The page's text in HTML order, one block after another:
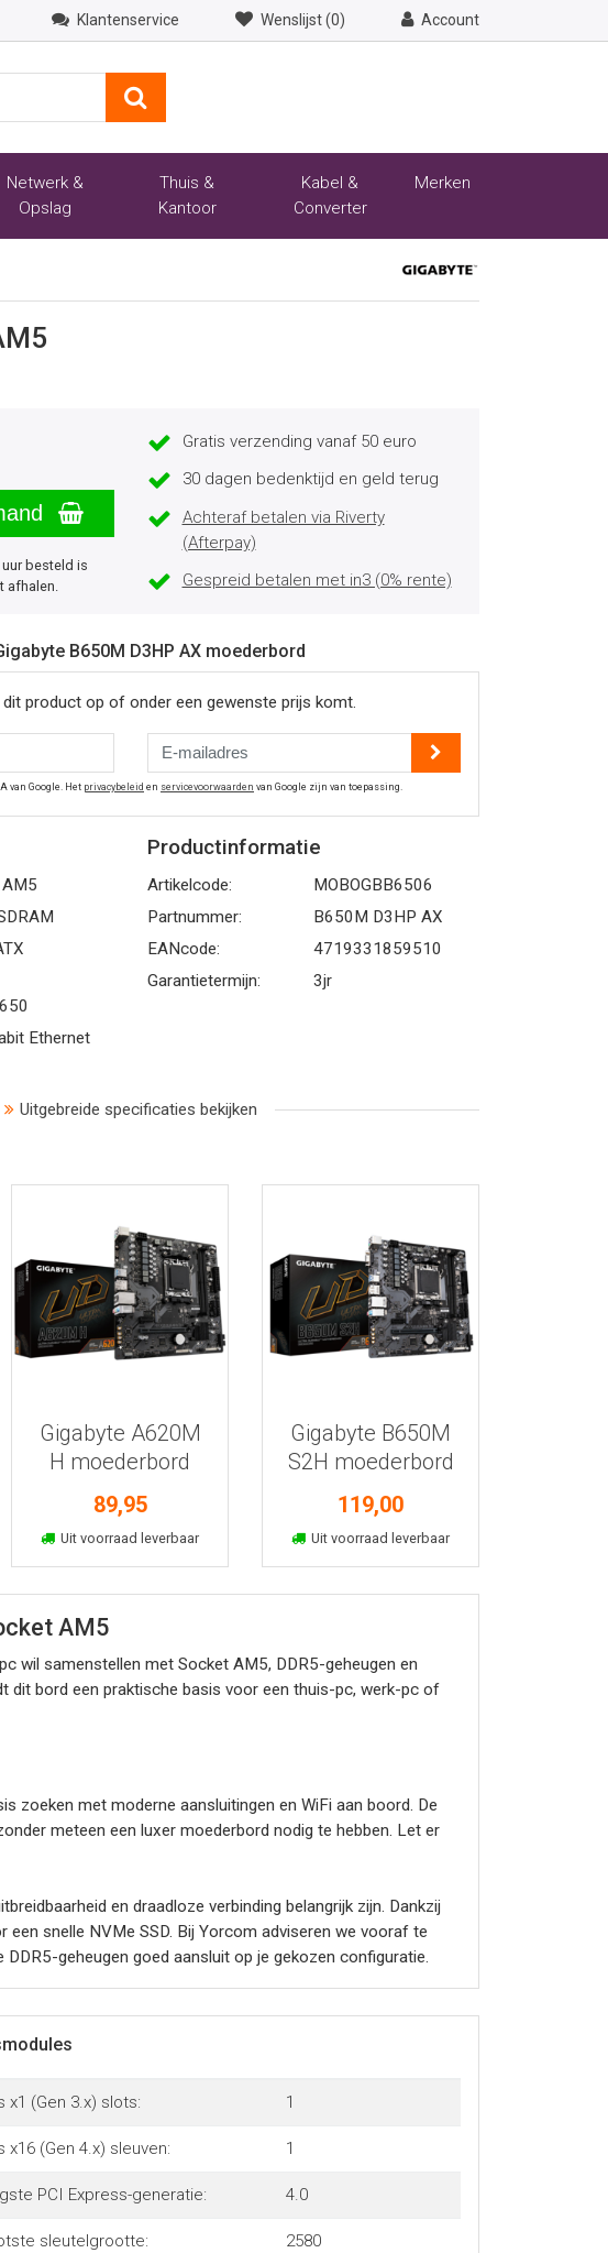
Klantenservice Wenslijst (0) Account
Netwerk &
Opslag
Thuis &
Kantoor
Kabel &
Converter
Merken
besteld is
afhalen.
Gratis verzending vanaf 50 euro
30 dagen bedenktijd en geld terug
Achteraf betalen via Riverty
(Afterpay)
Gespreid betalen met in3 (0% rente)
B650M D3HP AX moederbord
product op of onder een gewenste prijs komt.
van Google. Het privacybeleid en servicevoorwaarden van Google zijn van toepassing.
Ethernet
Productinformatie
Artikelcode:
MOBOGBB6506
Partnummer:
B650M D3HP AX
EANcode:
4719331859510
Garantietermijn:
3jr
Uitgebreide specificaties bekijken
Bekijk meer informatie
Gigabyte A620M
H moederbord
89,95
Uit voorraad leverbaar
In winkelmand
Bekijk meer informatie
Gigabyte B650M
S2H moederbord
119,00
Uit voorraad leverbaar
In winkelmand
AM5
wil samenstellen met Socket AM5, DDR5-geheugen en
dit bord een praktische basis voor een thuis-pc, werk-pc of
zoeken met moderne aansluitingen en WiFi aan boord. De
meteen een luxer moederbord nodig te hebben. Let er
en draadloze verbinding belangrijk zijn. Dankzij
snelle NVMe SSD. Bij Yorcom adviseren we vooraf te
geheugen goed aansluit op je gekozen configuratie.
x1 (Gen 3.x) slots: 1
x16 (Gen 4.x) sleuven: 1
PCI Express-generatie: 4.0
sleutelgrootte: 2580